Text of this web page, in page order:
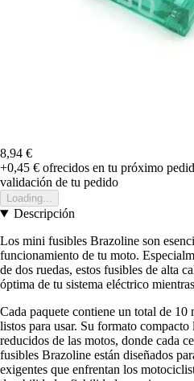
8,94 €
+0,45 € ofrecidos en tu próximo
validación de tu pedido
Loading...
Descripción
Los mini fusibles Brazoline son
funcionamiento de tu moto.
de dos ruedas, estos fusibles de alta
óptima de tu sistema eléctrico
Cada paquete contiene un total de
listos para usar. Su formato compacto
reducidos de las motos, donde cada
fusibles Brazoline están diseñados
exigentes que enfrentan los